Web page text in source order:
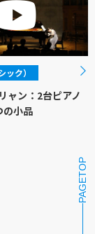
ック）
ャン：2台ピアノ
の小品
PAGETOP